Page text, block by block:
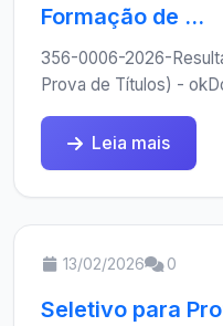
Formação de ...
356-0006-2026-
Prova de Títulos) -
Leia mais
13/02/2026 0
Seletivo para